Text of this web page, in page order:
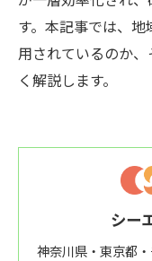
す。本記事では、
用されているのか
く解説します。
シー
神奈川県・東京都